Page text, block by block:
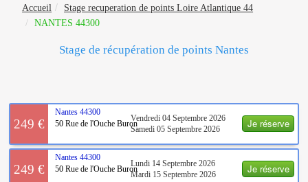
Accueil
Stage recuperation de points Loire Atlantique 44
NANTES 44300
Stage de récupération de points Nantes
Je réserve
249 €
Nantes 44300
50 Rue de l'Ouche Buron
Vendredi 04 Septembre 2026
Samedi 05 Septembre 2026
Je réserve
249 €
Nantes 44300
50 Rue de l'Ouche Buron
Lundi 14 Septembre 2026
Mardi 15 Septembre 2026